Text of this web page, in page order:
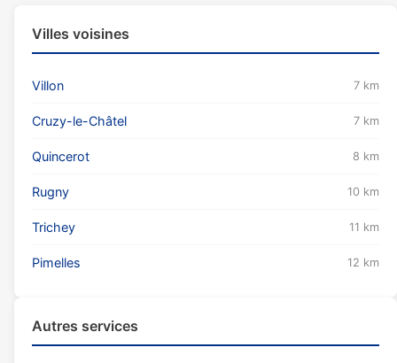
Villes voisines
Villon 7 km
Cruzy-le-Châtel 7 km
Quincerot 8 km
Rugny 10 km
Trichey 11 km
Pimelles 12 km
Autres services